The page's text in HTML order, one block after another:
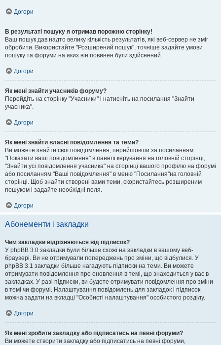
Догори
В результаті пошуку я отримав порожню сторінку!
Ваш пошук дав надто велику кількість результатів, які веб-сервер не зміг
обробити. Використайте "Розширений пошук", точніше задайте умови
пошуку та форуми на яких він повинен бути здійснений.
Догори
Як мені знайти учасників форуму?
Перейдіть на сторінку "Учасники" і натисніть на посилання "Знайти
учасника".
Догори
Як мені знайти власні повідомлення та теми?
Ви можете знайти свої повідомлення, перейшовши за посиланням
"Показати ваші повідомлення" в панелі керування на головній сторінці,
"Знайти усі повідомлення учасника" на сторінці вашого профілю на форумі
або посиланням "Ваші повідомлення" в меню "Посилання"на головній
сторінці. Щоб знайти створені вами теми, скористайтесь розширеним
пошуком і задайте необхідні поля.
Догори
Абонементи і закладки
Чим закладки відрізняються від підписок?
У phpBB 3.0 закладки були більше схожі на закладки в вашому веб-
браузері. Ви не отримували попереджень про зміни, що відбулися. У
phpBB 3.1 закладки більше нагадують підписки на теми. Ви можете
отримувати повідомлення про оновлення в темі, що знаходиться у вас в
закладках. У разі підписки, ви будете отримувати повідомлення про зміни
в темі чи форумі. Налаштування повідомлень для закладок і підписок
можна задати на вкладці "Особисті налаштування" особистого розділу.
Догори
Як мені зробити закладку або підписатись на певні форуми?
Ви можете створити закладку або підписатись на певні форуми,